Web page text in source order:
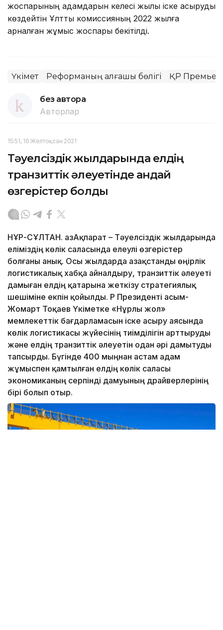
жоспарының қадамдарын келесі жылы іске асыруды
көздейтін Ұлттық комиссияның 2022 жылға
арналған жұмыс жоспары бекітілді.
Үкімет Реформаның алғашқы бөлігі ҚР
без автора
Авторлар
15:51, 16 Желтоқсан 2021
Тәуелсіздік жылдарында елдің
транзиттік әлеуетінде қандай
өзгерістер болды
НҰР-СҰЛТАН. ҚазАқпарат – Тәуелсіздік жылдарында
еліміздің көлік саласында елеулі өзгерістер
болғаны анық. Осы жылдарда Қазақстанды өңірлік
логистикалық хабқа айналдыру, транзиттік әлеуеті
дамыған елдің қатарына жеткізу стратегиялық
шешіміне екпін қойылды. ҚР Президенті Қасым-
Жомарт Тоқаев Үкіметке «Нұрлы жол»
мемлекеттік бағдарламасын іске асыру аясында
көлік логистикасы жүйесінің тиімділігін арттыруды
және елдің транзиттік әлеуетін одан әрі дамытуды
тапсырды. Бүгінде 400 мыңнан астам адам
жұмыспен қамтылған елдің көлік саласы
экономиканың серпінді дамуының драйверлерінің
бірі болып отыр.